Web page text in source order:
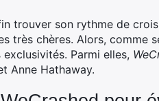
trouver son rythme de
très chères. Alors, comme
exclusivités. Parmi elles,
Anne Hathaway.